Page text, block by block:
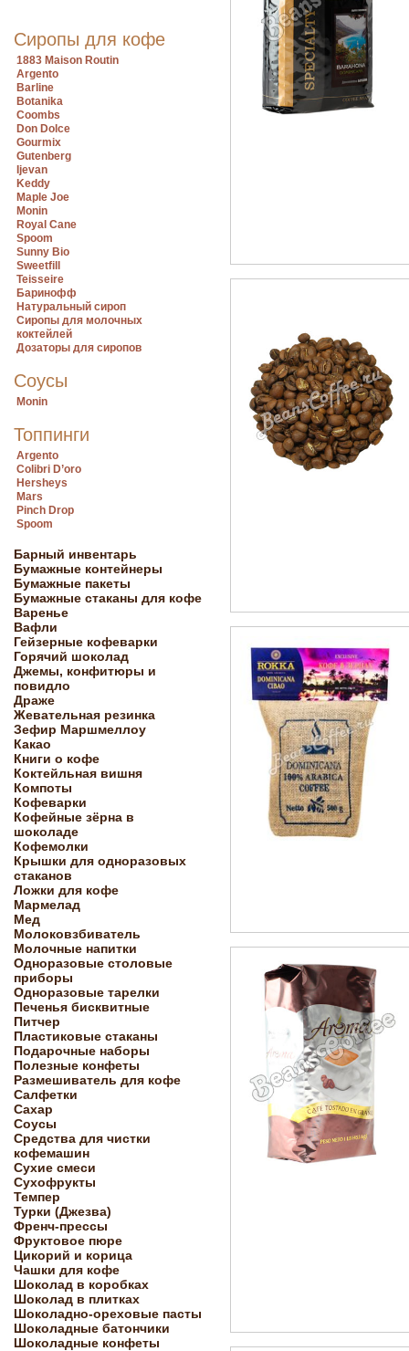
Сиропы для кофе
1883 Maison Routin
Argento
Barline
Botanika
Coombs
Don Dolce
Gourmix
Gutenberg
Ijevan
Keddy
Maple Joe
Monin
Royal Cane
Spoom
Sunny Bio
Sweetfill
Teisseire
Баринофф
Натуральный сироп
Сиропы для молочных
коктейлей
Дозаторы для сиропов
Соусы
Monin
Топпинги
Argento
Colibri D’oro
Hersheys
Mars
Pinch Drop
Spoom
Барный инвентарь
Бумажные контейнеры
Бумажные пакеты
Бумажные стаканы для кофе
Варенье
Вафли
Гейзерные кофеварки
Горячий шоколад
Джемы, конфитюры и
повидло
Драже
Жевательная резинка
Зефир Маршмеллоу
Какао
Книги о кофе
Коктейльная вишня
Компоты
Кофеварки
Кофейные зёрна в
шоколаде
Кофемолки
Крышки для одноразовых
стаканов
Ложки для кофе
Мармелад
Мед
Молоковзбиватель
Молочные напитки
Одноразовые столовые
приборы
Одноразовые тарелки
Печенья бисквитные
Питчер
Пластиковые стаканы
Подарочные наборы
Полезные конфеты
Размешиватель для кофе
Салфетки
Сахар
Соусы
Средства для чистки
кофемашин
Сухие смеси
Сухофрукты
Темпер
Турки (Джезва)
Френч-прессы
Фруктовое пюре
Цикорий и корица
Чашки для кофе
Шоколад в коробках
Шоколад в плитках
Шоколадно-ореховые пасты
Шоколадные батончики
Шоколадные конфеты